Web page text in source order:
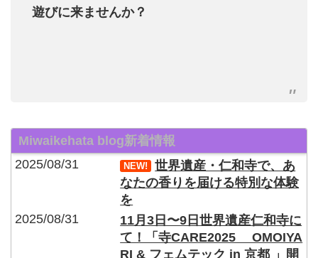
遊びに来ませんか？
Miwaikehata blog新着情報
2025/08/31
NEW!
世界遺産・仁和寺で、あ
なたの香りを届ける特別な体験
を
2025/08/31
11月3日〜9日世界遺産仁和寺に
て！「寺CARE2025 OMOIYA
RI & フェムテック in 京都 」開